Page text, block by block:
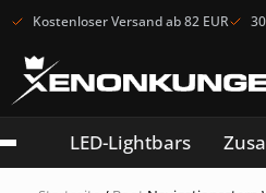
Kostenloser Versand ab 82 EUR
LED-Lightbars